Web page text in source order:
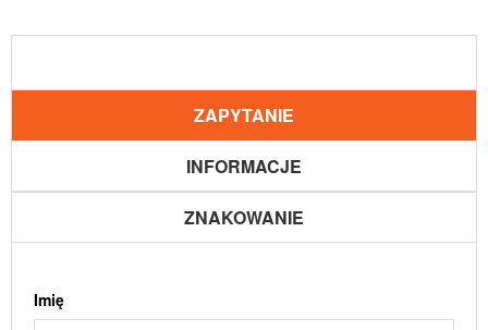
ZAPYTANIE
INFORMACJE
ZNAKOWANIE
Imię